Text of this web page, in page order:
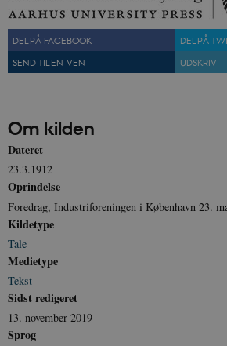
DEL PÅ FACEBOOK
DEL PÅ
SEND TIL EN VEN
UDSKRIV
Om kilden
Dateret
23.3.1912
Oprindelse
Foredrag, Industriforeningen i København 23.
Kildetype
Tale
Medietype
Tekst
Sidst redigeret
13. november 2019
Sprog